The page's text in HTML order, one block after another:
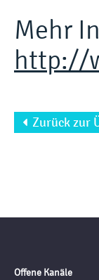
Mehr
http://
Zurück zur
Offene Kanäle